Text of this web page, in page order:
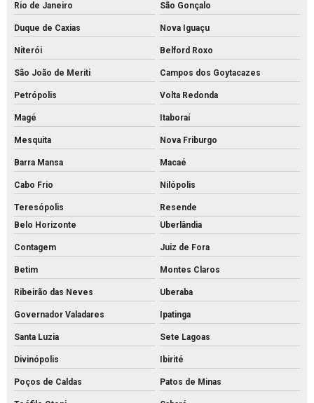
Fabrica de piso intertravado
Fábrica piso tátil concreto
Fabricante de piso intertravado
Fornecedor de piso intertravado
Fornecedor de tubos de concreto
Grelha de concreto para canaleta
Grelha de concreto pré moldado preço
Grelha de concreto pré moldado
Grelha de concreto preço
Grelha de concreto
Intertravado de concreto comprar
Intertravado de concreto preço
Rio de Janeiro
São Gonçalo
Duque de Caxias Nova Iguaçu
Niterói Belford Roxo
São João de Meriti Campos dos Goytacazes
Petrópolis Volta Redonda
Magé Itaboraí
Mesquita Nova Friburgo
Barra Mansa Macaé
Cabo Frio Nilópolis
Teresópolis
Resende
Belo Horizonte
Uberlândia
Contagem Juiz de Fora
Betim Montes Claros
Ribeirão das Neves Uberaba
Governador Valadares Ipatinga
Santa Luzia Sete Lagoas
Divinópolis Ibirité
Poços de Caldas Patos de Minas